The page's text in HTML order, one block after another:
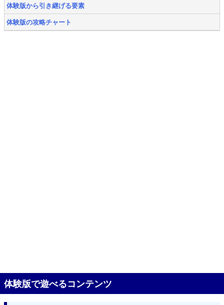
体験版から引き継げる要素
体験版の攻略チャート
体験版で遊べるコンテンツ